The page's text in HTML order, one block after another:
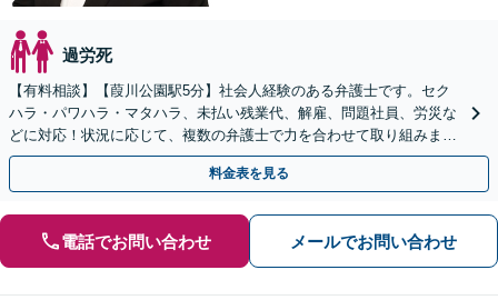
過労死
【有料相談】【葭川公園駅5分】社会人経験のある弁護士です。セク
ハラ・パワハラ・マタハラ、未払い残業代、解雇、問題社員、労災な
どに対応！状況に応じて、複数の弁護士で力を合わせて取り組みま
す。労働者・使用者ともに対応【電話・メール相談可】
料金表を見る
電話でお問い合わせ メールでお問い合わせ